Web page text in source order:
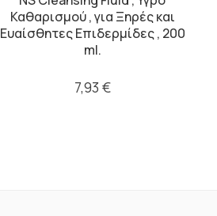
Καθαρισμού , για Ξηρές και
Ευαίσθητες Επιδερμίδες , 200
ml.
7,93 €